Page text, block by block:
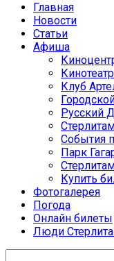
Главная
Новости
Статьи
Афиша
Клуб
Русский
События
Парк
Купить
Фотогалерея
Погода
Онлайн билеты
Люди